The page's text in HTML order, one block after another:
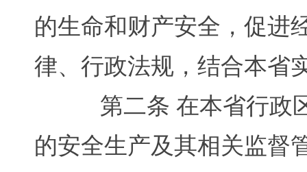
的生命和财产安全，促进
律、行政法规，结合本省
第二条 在本省行政区
的安全生产及其相关监督